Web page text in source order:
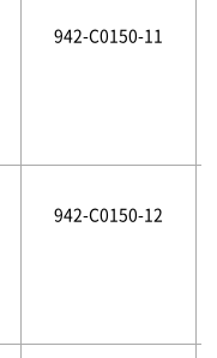
942-C0150-11
942-C0150-12